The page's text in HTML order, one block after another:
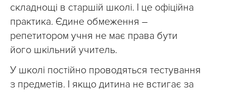
складнощі в старшій школі. І це офіційна
практика. Єдине обмеження –
репетитором учня не має права бути
його шкільний учитель.
У школі постійно проводяться тестування
з предметів. І якщо дитина не встигає за